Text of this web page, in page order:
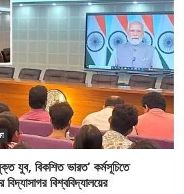
বিকশিত ভারত’ কর্মসূচিতে
বিশ্ববিদ্যালয়ের